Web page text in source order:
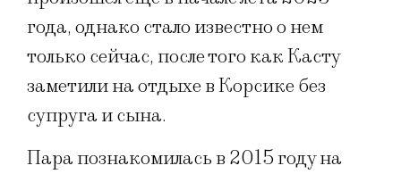
года, однако стало известно о нем
только сейчас, после того как Касту
заметили на отдыхе в Корсике без
супруга и сына.
Пара познакомилась в 2015 году на